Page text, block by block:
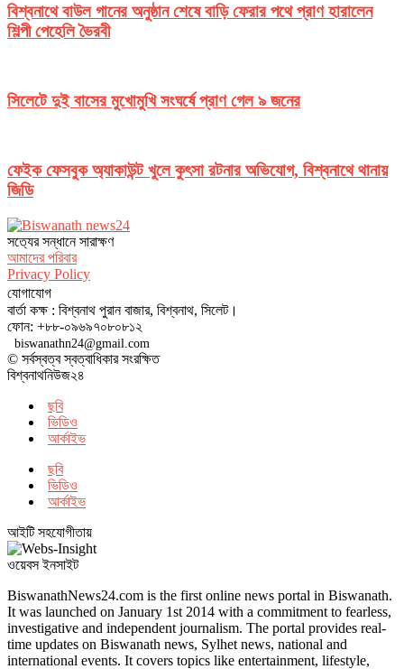
বিশ্বনাথে বাউল গানের অনুষ্ঠান শেষে বাড়ি ফেরার পথে প্রাণ হারালেন
শিল্পী পেহেলি ভৈরবী
সিলেটে দুই বাসের মুখোমুখি সংঘর্ষে প্রাণ গেল ৯ জনের
ফেইক ফেসবুক অ্যাকাউন্ট খুলে কুৎসা রটনার অভিযোগ, বিশ্বনাথে থানায়
জিডি
সত‌্যের সন্ধানে সারাক্ষণ
আমাদের পরিবার
Privacy Policy
যোগাযোগ
বার্তা কক্ষ : বিশ্বনাথ পুরান বাজার, বিশ্বনাথ, সিলেট।
ফোন: +৮৮-০৯৬৯৭০৮০৮১২
biswanathn24@gmail.com
© সর্বস্বত্ব স্বত্বাধিকার সংরক্ষিত
বিশ্বনাথনিউজ২৪
ছবি
ভিডিও
আর্কাইভ
ছবি
ভিডিও
আর্কাইভ
আইটি সহযোগীতায়
ওয়েবস ইনসাইট
BiswanathNews24.com is the first online news portal in Biswanath.
It was launched on January 1st 2014 with a commitment to fearless,
investigative and independent journalism. The portal provides real-
time updates on Biswanath news, Sylhet news, national and
international events. It covers topics like entertainment, lifestyle,